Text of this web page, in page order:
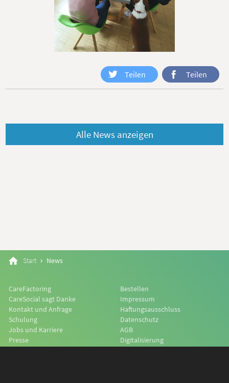
Teilen
Teilen
Alle News anzeigen
Start News
CareFactoring
CareSocial sagt Danke
Kontakt und Anfrage
Schulung
Jobs und Karriere
Presse
Bestellen
Impressum
Haftungsausschluss
Datenschutz
AGB
Digitalisierung